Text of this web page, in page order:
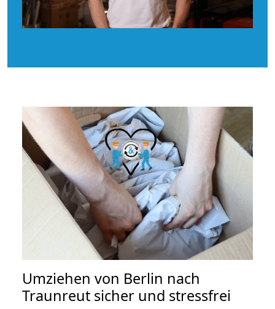
Umziehen von Berlin nach
Traunreut sicher und stressfrei